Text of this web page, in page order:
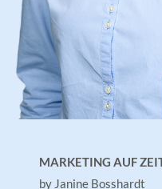
MARKETING AUF
by Janine Bosshardt